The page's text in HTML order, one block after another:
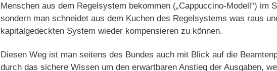
Menschen aus dem Regelsystem bekommen („Cappuccino-Modell“) im
sondern man schneidet aus dem Kuchen des Regelsystems was raus
kapitalgedeckten System wieder kompensieren zu können.
Diesen Weg ist man seitens des Bundes auch mit Blick auf die
durch das sichere Wissen um den erwartbaren Anstieg der Ausgaben,